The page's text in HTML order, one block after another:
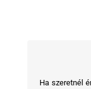
Ha szeretnél